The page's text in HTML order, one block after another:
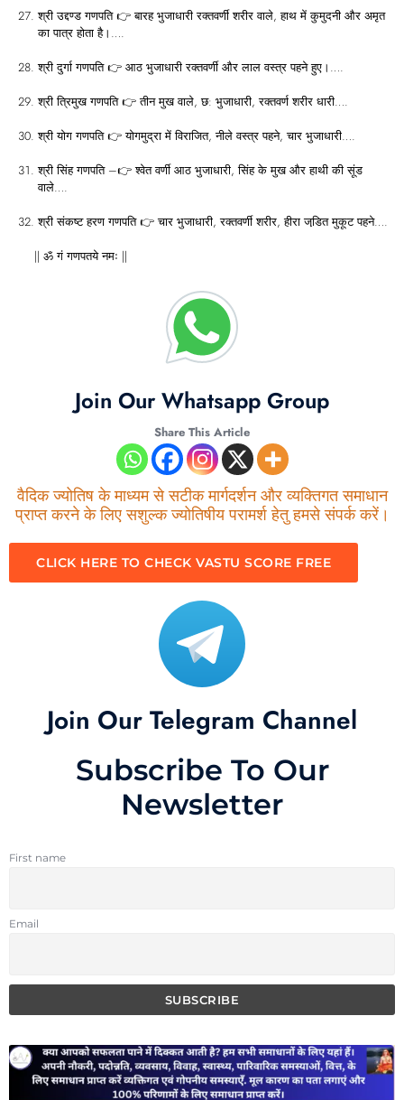
श्री उद्दण्ड गणपति 👉 बारह भुजाधारी रक्तवर्णी शरीर वाले, हाथ में कुमुदनी और अमृत
का पात्र होता है।….
श्री दुर्गा गणपति 👉 आठ भुजाधारी रक्तवर्णी और लाल वस्त्र पहने हुए।….
श्री त्रिमुख गणपति 👉 तीन मुख वाले, छ: भुजाधारी, रक्तवर्ण शरीर धारी….
श्री योग गणपति 👉 योगमुद्रा में विराजित, नीले वस्त्र पहने, चार भुजाधारी….
श्री सिंह गणपति –👉 श्वेत वर्णी आठ भुजाधारी, सिंह के मुख और हाथी की सूंड
वाले….
श्री संकष्ट हरण गणपति 👉 चार भुजाधारी, रक्तवर्णी शरीर, हीरा जडि़त मुकूट पहने….
|| ॐ गं गणपतये नमः ||
Join Our Whatsapp Group
Share This Article
वैदिक ज्योतिष के माध्यम से सटीक मार्गदर्शन और व्यक्तिगत समाधान
प्राप्त करने के लिए सशुल्क ज्योतिषीय परामर्श हेतु हमसे संपर्क करें।
CLICK HERE TO CHECK VASTU SCORE FREE
Join Our Telegram Channel
Subscribe To Our
Newsletter
First name
Email